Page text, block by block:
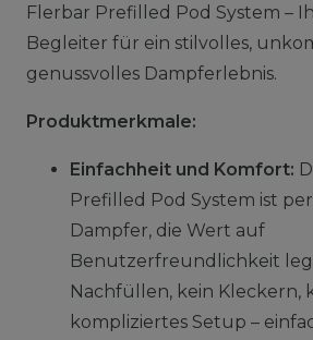
Flerbar Prefilled Pod System –
Begleiter für ein stilvolles,
genussvolles Dampferlebnis.
Produktmerkmale:
Einfachheit und Komfort:
Prefilled Pod System ist
Dampfer, die Wert auf
Benutzerfreundlichkeit
Nachfüllen, kein Kleckern,
kompliziertes Setup –